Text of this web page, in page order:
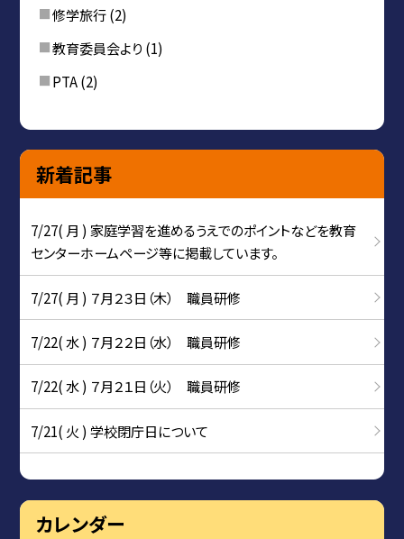
修学旅行(2)
教育委員会より (1)
PTA(2)
新着記事
7/27( 月 ) 家庭学習を進めるうえでのポイントなどを教育
センターホームページ等に掲載しています。
7/27( 月 ) ７月２３日（木） 職員研修
7/22( 水 ) ７月２２日（水） 職員研修
7/22( 水 ) ７月２１日（火） 職員研修
7/21( 火 ) 学校閉庁日について
カレンダー